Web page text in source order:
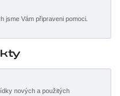
jsme Vám připraveni pomoci.
nových a použitých